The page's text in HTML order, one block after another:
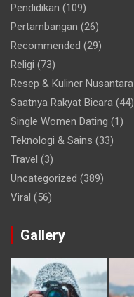
Pendidikan (109)
Pertambangan (26)
Recommended (29)
Religi (73)
Resep & Kuliner Nusantara
Saatnya Rakyat Bicara (44)
Single Women Dating (1)
Teknologi & Sains (33)
Travel (3)
Uncategorized (389)
Viral (56)
Gallery